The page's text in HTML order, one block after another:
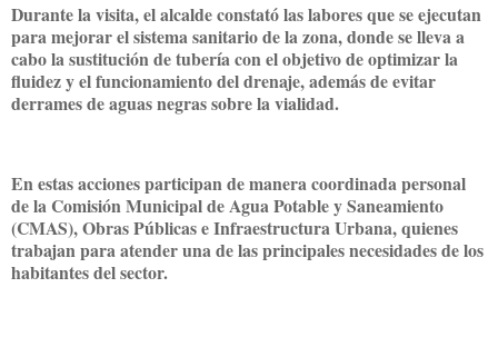
Durante la visita, el alcalde constató las labores que se ejecutan
para mejorar el sistema sanitario de la zona, donde se lleva a
cabo la sustitución de tubería con el objetivo de optimizar la
fluidez y el funcionamiento del drenaje, además de evitar
derrames de aguas negras sobre la vialidad.
En estas acciones participan de manera coordinada personal
de la Comisión Municipal de Agua Potable y Saneamiento
(CMAS), Obras Públicas e Infraestructura Urbana, quienes
trabajan para atender una de las principales necesidades de los
habitantes del sector.